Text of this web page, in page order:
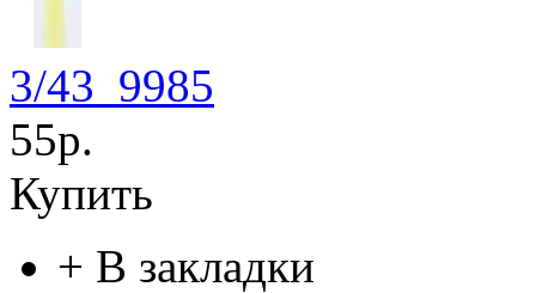
3/43_9985
55р.
Купить
+ В закладки